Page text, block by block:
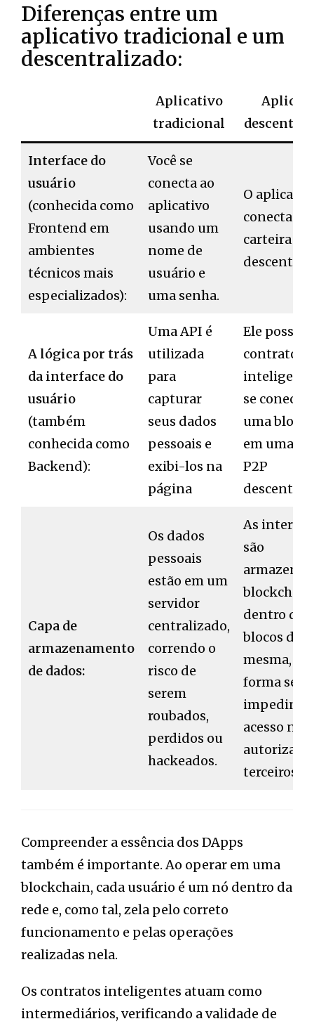
Diferenças entre um
aplicativo tradicional e um
descentralizado:
Aplicativo
tradicional
Interface do
usuário
(conhecida como
Frontend em
ambientes
técnicos mais
especializados):
Você se
conecta ao
aplicativo
usando um
nome de
usuário e
uma senha.
O
conecta à
carteira
A lógica por trás
da interface do
usuário
(também
conhecida como
Backend):
Uma API é
utilizada
para
capturar
seus dados
pessoais e
exibi-los na
página
Ele possui
contrato
se conecta
uma
em uma
P2P
Capa de
armazenamento
de dados:
Os dados
pessoais
estão em um
servidor
centralizado,
correndo o
risco de
serem
roubados,
perdidos ou
hackeados.
As
são
dentro dos
blocos da
mesma, de
forma
acesso não
autorizado
terceiros.
Compreender a essência dos DApps
também é importante. Ao operar em uma
blockchain, cada usuário é um nó dentro da
rede e, como tal, zela pelo correto
funcionamento e pelas operações
realizadas nela.
Os contratos inteligentes atuam como
intermediários, verificando a validade de